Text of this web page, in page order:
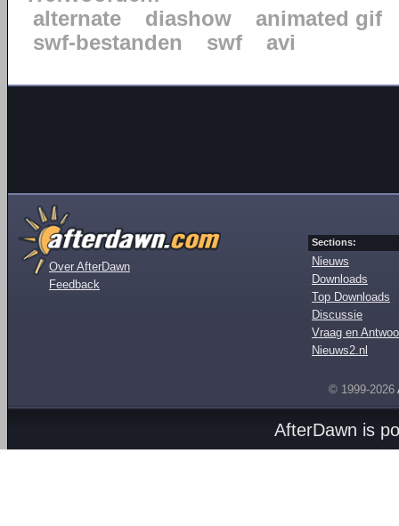
alternate
diashow
animated gif
swf-bestanden
swf avi
Over AfterDawn
Feedback
Sections:
Nieuws
Downloads
Top Downloads
Discussie
Vraag en
Nieuws2.nl
© 1999-2026
AfterDawn is